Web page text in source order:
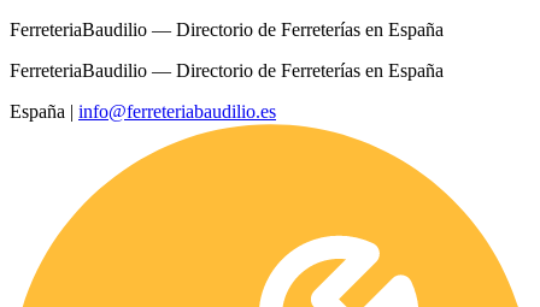
FerreteriaBaudilio — Directorio de Ferreterías en España
FerreteriaBaudilio — Directorio de Ferreterías en España
España | info@ferreteriabaudilio.es